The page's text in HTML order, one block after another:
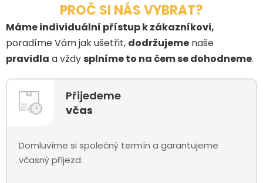
PROČ SI NÁS VYBRAT?
Máme individuální přístup k zákazníkovi,
poradíme Vám jak ušetřit, dodržujeme naše
pravidla a vždy splníme to na čem se dohodneme.
Přijedeme
včas
Domluvíme si společný termín a garantujeme
včasný příjezd.